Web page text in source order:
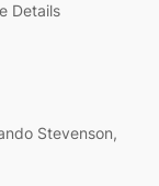
Details
Stevenson,